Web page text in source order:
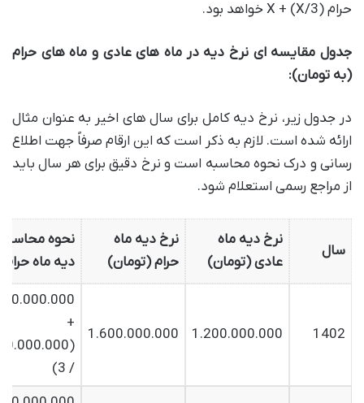
حرام X + (X/3) خواهد بود.
جدول مقایسه ای نرخ دیه در ماه های عادی و ماه های حرام
(به تومان):
در جدول زیر، نرخ دیه کامل برای سال های اخیر به عنوان مثال
ارائه شده است. لازم به ذکر است که این ارقام صرفاً جهت اطلاع
رسانی و درک نحوه محاسبه است و نرخ دقیق برای هر سال باید
از مراجع رسمی استعلام شود.
سال
نرخ دیه ماه
عادی (تومان)
نرخ دیه ماه
حرام (تومان)
نحوه محاسبه
دیه ماه حرام
1402
1.200.000.000
1.600.000.000
+
/ 3)